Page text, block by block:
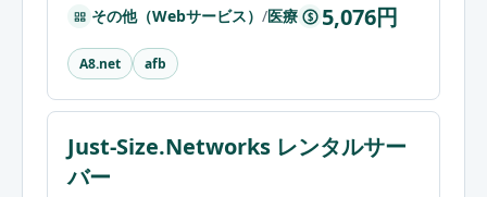
その他（Webサービス） /医療 $ 5,076円
A8.net afb
Just-Size.Networks レンタルサー
バー